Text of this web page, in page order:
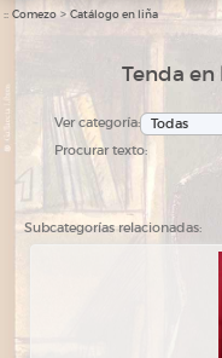
:: Comezo > Catálogo en liña
Tenda
Ver categoría:
Procurar texto:
Subcategorías relacionadas: